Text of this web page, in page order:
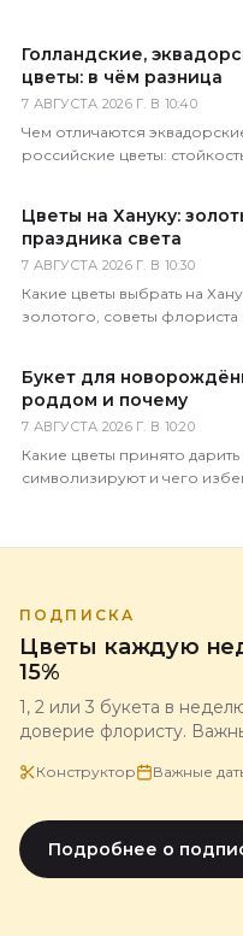
Голландские,
цветы: в чём разница
7 АВГУСТА 2026 Г. В 10:40
Чем отличаются
российские цветы:
Цветы на Хануку:
праздника света
7 АВГУСТА 2026 Г. В 10:30
Какие цветы выбрать на
золотого, советы
Букет для
роддом и почему
7 АВГУСТА 2026 Г. В 10:20
Какие цветы принято
символизируют и чего
ПОДПИСКА
Цветы каждую
15%
1, 2 или 3 букета в
доверие флористу.
Конструктор Важные
Подробнее о